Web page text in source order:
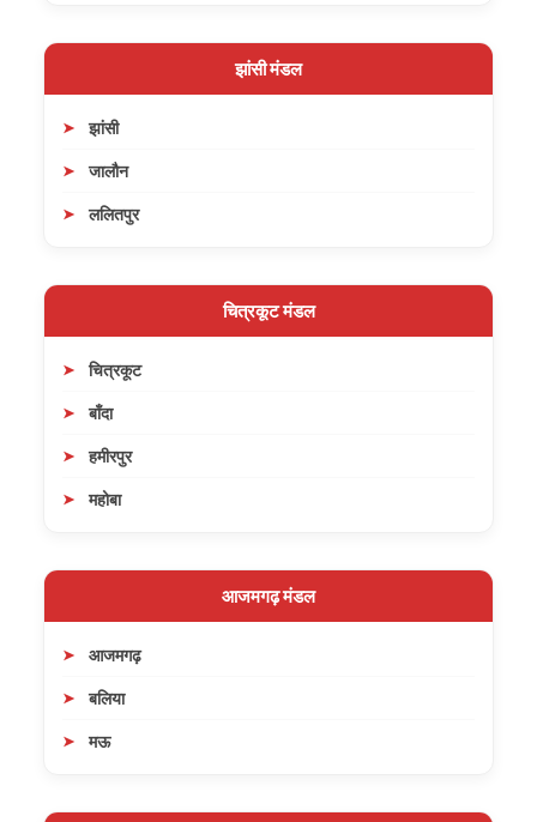
झांसी मंडल
झांसी
जालौन
ललितपुर
चित्रकूट मंडल
चित्रकूट
बाँदा
हमीरपुर
महोबा
आजमगढ़ मंडल
आजमगढ़
बलिया
मऊ